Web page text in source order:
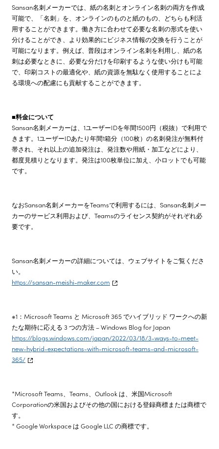
Sansan名刺メーカーでは、紙の名刺とオンライン名刺の両方を作成
可能で、「名刺」を、オンラインのものと紙のもの、どちらも利活
用することができます。働き方に合わせて必要な名刺の形式を使い
分けることができ、より効果的にビジネス情報の交換を行うことが
可能になります。例えば、普段はオンライン名刺を利用し、紙の名
刺は必要なときに、必要な分だけを印刷するような使い分けも可能
で、印刷コストの最適化や、紙の資源を無駄なく使用することによ
る環境への配慮にも貢献することができます。
■料金について
Sansan名刺メーカーは、1ユーザーIDを年間1500円（税抜）で利用で
きます。1ユーザーIDあたり年間1箱分（100枚）の名刺発注が無料付
帯され、それ以上の追加発注は、発注数や用紙・加工などにより、
都度見積りとなります。発注は100枚単位に加え、小ロットでも可能
です。
なおSansan名刺メーカーをTeamsで利用するには、Sansan名刺メー
カーのサービス利用および、Teamsのライセンス契約がそれぞれ必
要です。
Sansan名刺メーカーの詳細については、ウェブサイトをご覧くださ
い。
https://sansan-meishi-maker.com
※1：Microsoft Teams と Microsoft 365 でハイブリッド ワークへの新
たな期待に応える 3 つの方法 – Windows Blog for Japan
https://blogs.windows.com/japan/2022/03/18/3-ways-to-meet-
new-hybrid-expectations-with-microsoft-teams-and-microsoft-
365/
*Microsoft Teams、Teams、Outlook は、米国Microsoft
Corporationの米国およびその他の国における登録商標または商標で
す。
* Google Workspace は Google LLC の商標です。